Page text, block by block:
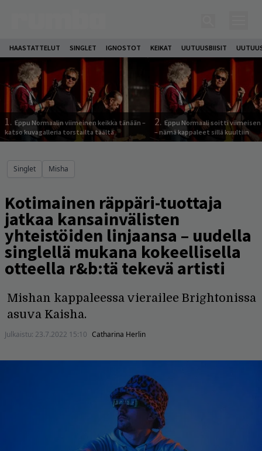
HAASTATTELUT SINGLET IGNOSTOT KEIKAT UUTUUSBIISIT
1. Eppu Normaalin viimeinen keikka tänään –
katso kuvagalleria torstailta täältä
2. Eppu Normaali soitti viimeisen
– nämä kappaleet sillä kuultiin
Singlet Misha
Kotimainen räppäri-tuottaja
jatkaa kansainvälisten
yhteistöiden linjaansa – uudella
singlellä mukana kokeellisella
otteella r&b:tä tekevä artisti
Mishan kappaleessa vierailee Brightonissa
asuva Kaisha.
Julkaistu: 23.7.2022 15:10 Catharina Herlin